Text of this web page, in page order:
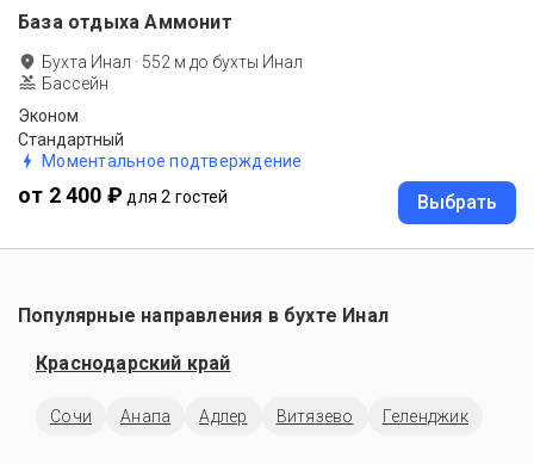
База отдыха Аммонит
Бухта Инал · 552 м до бухты Инал
Бассейн
Эконом
Стандартный
Моментальное подтверждение
от 2 400 ₽ для 2 гостей Выбрать
Популярные направления в бухте Инал
Краснодарский край
Сочи Анапа Адлер Витязево Геленджик